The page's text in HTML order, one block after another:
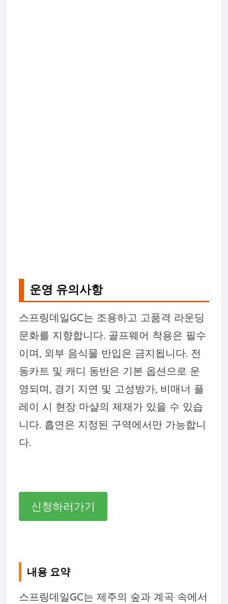
운영 유의사항
스프링데일GC는 조용하고 고품격 라운딩
문화를 지향합니다. 골프웨어 착용은 필수
이며, 외부 음식물 반입은 금지됩니다. 전
동카트 및 캐디 동반은 기본 옵션으로 운
영되며, 경기 지연 및 고성방가, 비매너 플
레이 시 현장 마샬의 제재가 있을 수 있습
니다. 흡연은 지정된 구역에서만 가능합니
다.
신청하러가기
내용 요약
스프링데일GC는 제주의 숲과 계곡 속에서